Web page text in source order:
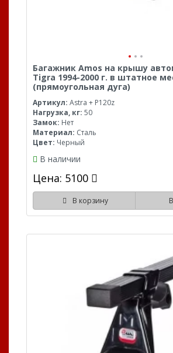
Багажник Amos на крышу
Tigra 1994-2000 г. в штатное
(прямоугольная дуга)
Артикул: Astra + P120z
Нагрузка, кг: 50
Замок: Нет
Материал: Сталь
Цвет: Черный
В наличии
Цена: 5100
В корзину